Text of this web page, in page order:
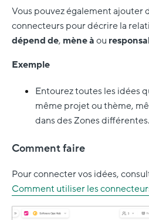
Vous pouvez également ajouter
connecteurs pour décrire la
dépend de, mène àou
Exemple
Entourez toutes les idées
même projet ou thème,
dans des Zones différentes.
Comment faire
Pour connecter vos idées,
Comment utiliser les